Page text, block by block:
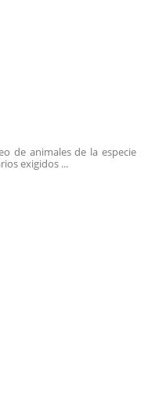
de animales de la especie
exigidos ...